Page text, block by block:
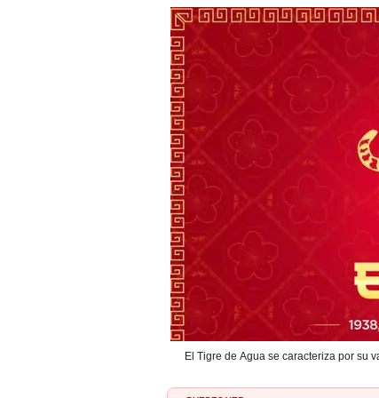
El Tigre de Agua se caracteriza por su